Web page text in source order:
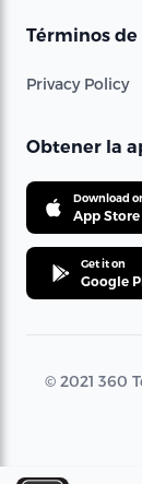
Términos de
Privacy Policy
Obtener la
Download
App Store
Get it on
Google
© 2021 360